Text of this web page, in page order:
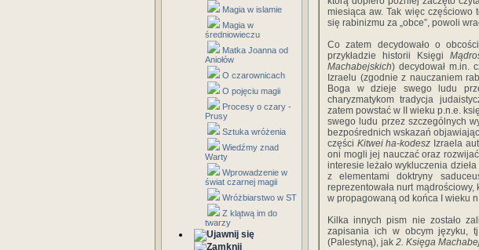
Magia w islamie
Magia w
średniowieczu
Matka Joanna od
Aniołów
O czarownicach
O pojęciu magii
Procesy o czary -
Prusy
Sztuka wróżenia
Wiedźmy znad
Warty
Wprowadzenie w
świat czarnej magii
Wróżbiarstwo w ST
Z klątwą im do
twarzy
miesiąca aw. Tak więc
się rabinizmu za „obce”, powoli
Co zatem decydowało o
przykładzie historii Księgi
Machabejskich) decydował m.in.
Izraelu (zgodnie z nauczaniem
Boga w dzieje swego ludu
charyzmatykom tradycja
zatem powstać w II wieku p.n.e.
swego ludu przez szczególnych
bezpośrednich wskazań
części Kitwei ha-kodesz Izraela
oni mogli jej nauczać oraz rozwijać
interesie leżało wykluczenia
z elementami doktryny
reprezentowała nurt mądrościowy,
w propagowaną od końca I wieku
Kilka innych pism nie zostało
zapisania ich w obcym języku,
(Palestyną), jak 2. Księga